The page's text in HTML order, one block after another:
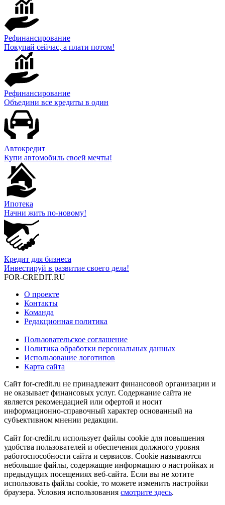
Рефинансирование
Покупай сейчас, а плати потом!
Рефинансирование
Объедини все кредиты в один
Автокредит
Купи автомобиль своей мечты!
Ипотека
Начни жить по-новому!
Кредит для бизнеса
Инвестируй в развитие своего дела!
FOR-CREDIT.RU
О проекте
Контакты
Команда
Редакционная политика
Пользовательское соглашение
Политика обработки персональных данных
Использование логотипов
Карта сайта
Сайт for-credit.ru не принадлежит финансовой организации и
не оказывает финансовых услуг. Содержание сайта не
является рекомендацией или офертой и носит
информационно-справочный характер основанный на
субъективном мнении редакции.
Сайт for-credit.ru использует файлы cookie для повышения
удобства пользователей и обеспечения должного уровня
работоспособности сайта и сервисов. Cookie называются
небольшие файлы, содержащие информацию о настройках и
предыдущих посещениях веб-сайта. Если вы не хотите
использовать файлы cookie, то можете изменить настройки
браузера. Условия использования смотрите здесь.